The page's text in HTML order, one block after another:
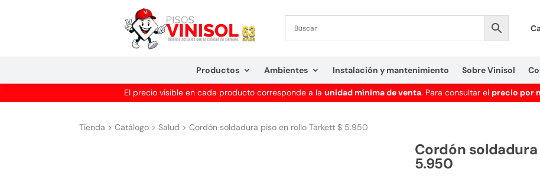
Productos Ambientes Instalación y mantenimiento Sobre Vinisol
El precio visible en cada producto corresponde a launidad mínima de venta. Para consultar el precio por
Tienda >Catálogo >Salud >Cordón soldadura piso en rollo Tarkett $ 5.950
Cordón
5.950